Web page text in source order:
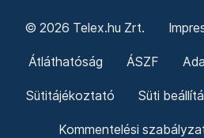
© 2026 Telex.hu Zrt.
Átláthatóság ÁSZF
Sütitájékoztató Süti
Kommentelési